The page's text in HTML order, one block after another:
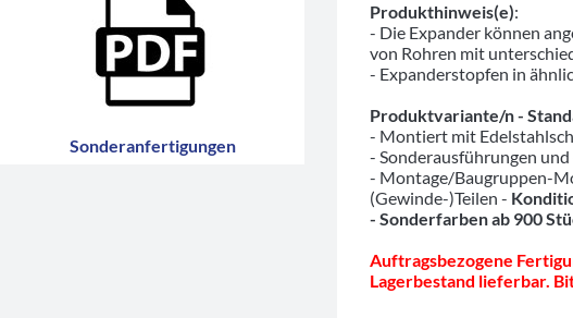
Sonderanfertigungen
Produkthinweis(e):
- Die Expander können
von Rohren mit
- Expanderstopfen in
Produktvariante/n -
- Montiert mit
- Sonderausführungen
- Montage/Baugruppen-
(Gewinde-)Teilen -
- Sonderfarben ab 900
Auftragsbezogene
Lagerbestand lieferbar.